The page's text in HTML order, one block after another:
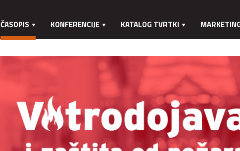
ČASOPIS KONFERENCIJE KATALOG TVRTKI